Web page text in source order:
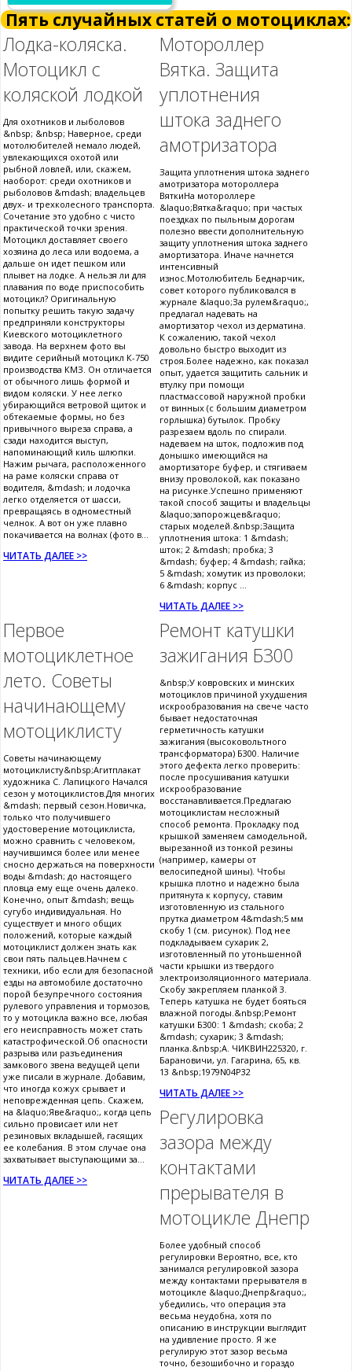
Пять случайных статей о мотоциклах:
Лодка-коляска.
Мотоцикл с
коляской лодкой
Для охотников и лыболовов
&nbsp; &nbsp; Наверное, среди
мотолюбителей немало людей,
увлекающихся охотой или
рыбной ловлей, или, скажем,
наоборот: среди охотников и
рыболовов &mdash; владельцев
двух- и трехколесного транспорта.
Сочетание это удобно с чисто
практической точки зрения.
Мотоцикл доставляет своего
хозяина до леса или водоема, а
дальше он идет пешком или
плывет на лодке. А нельзя ли для
плавания по воде приспособить
мотоцикл? Оригинальную
попытку решить такую задачу
предприняли конструкторы
Киевского мотоциклетного
завода. На верхнем фото вы
видите серийный мотоцикл К-750
производства КМЗ. Он отличается
от обычного лишь формой и
видом коляски. У нее легко
убирающийся ветровой щиток и
обтекаемые формы, но без
привычного выреза справа, а
сзади находится выступ,
напоминающий киль шлюпки.
Нажим рычага, расположенного
на раме коляски справа от
водителя, &mdash; и лодочка
легко отделяется от шасси,
превращаясь в одноместный
челнок. А вот он уже плавно
покачивается на волнах (фото в...
ЧИТАТЬ ДАЛЕЕ >>
Мотороллер
Вятка. Защита
уплотнения
штока заднего
амотризатора
Защита уплотнения штока заднего
амотризатора мотороллера
ВяткиНа мотороллере
&laquo;Вятка&raquo; при частых
поездках по пыльным дорогам
полезно ввести дополнительную
защиту уплотнения штока заднего
амортизатора. Иначе начнется
интенсивный
износ.Мотолюбитель Беднарчик,
совет которого публиковался в
журнале &laquo;За рулем&raquo;,
предлагал надевать на
амортизатор чехол из дерматина.
К сожалению, такой чехол
довольно быстро выходит из
строя.Более надежно, как показал
опыт, удается защитить сальник и
втулку при помощи
пластмассовой наружной пробки
от винных (с большим диаметром
горлышка) бутылок. Пробку
разрезаем вдоль по спирали.
надеваем на шток, подложив под
донышко имеющийся на
амортизаторе буфер, и стягиваем
внизу проволокой, как показано
на рисунке.Успешно применяют
такой способ защиты и владельцы
&laquo;запорожцев&raquo;
старых моделей.&nbsp;Защита
уплотнения штока: 1 &mdash;
шток; 2 &mdash; пробка; 3
&mdash; буфер; 4 &mdash; гайка;
5 &mdash; хомутик из проволоки;
6 &mdash; корпус ...
ЧИТАТЬ ДАЛЕЕ >>
Первое
мотоциклетное
лето. Советы
начинающему
мотоциклисту
Советы начинающему
мотоциклисту&nbsp;Агитплакат
художника С. Лапицкого Начался
сезон у мотоциклистов.Для многих
&mdash; первый сезон.Новичка,
только что получившего
удостоверение мотоциклиста,
можно сравнить с человеком,
научившимся более или менее
сносно держаться на поверхности
воды &mdash; до настоящего
пловца ему еще очень далеко.
Конечно, опыт &mdash; вещь
сугубо индивидуальная. Но
существует и много общих
положений, которые каждый
мотоциклист должен знать как
свои пять пальцев.Начнем с
техники, ибо если для безопасной
езды на автомобиле достаточно
порой безупречного состояния
рулевого управления и тормозов,
то у мотоцикла важно все, любая
его неисправность может стать
катастрофической.Об опасности
разрыва или разъединения
замкового звена ведущей цепи
уже писали в журнале. Добавим,
что иногда кожух срывает и
неповрежденная цепь. Скажем,
на &laquo;Яве&raquo;, когда цепь
сильно провисает или нет
резиновых вкладышей, гасящих
ее колебания. В этом случае она
захватывает выступающими за...
ЧИТАТЬ ДАЛЕЕ >>
Ремонт катушки
зажигания Б300
&nbsp;У ковровских и минских
мотоциклов причиной ухудшения
искрообразования на свече часто
бывает недостаточная
герметичность катушки
зажигания (высоковольтного
трансформатора) Б300. Наличие
этого дефекта легко проверить:
после просушивания катушки
искрообразование
восстанавливается.Предлагаю
мотоциклистам несложный
способ ремонта. Прокладку под
крышкой заменяем самодельной,
вырезанной из тонкой резины
(например, камеры от
велосипедной шины). Чтобы
крышка плотно и надежно была
притянута к корпусу, ставим
изготовленную из стального
прутка диаметром 4&mdash;5 мм
скобу 1 (см. рисунок). Под нее
подкладываем сухарик 2,
изготовленный по утоньшенной
части крышки из твердого
электроизоляционного материала.
Скобу закрепляем планкой 3.
Теперь катушка не будет бояться
влажной погоды.&nbsp;Ремонт
катушки Б300: 1 &mdash; скоба; 2
&mdash; сухарик; 3 &mdash;
планка.&nbsp;А. ЧИКВИН225320, г.
Барановичи, ул. Гагарина, 65, кв.
13 &nbsp;1979N04P32
ЧИТАТЬ ДАЛЕЕ >>
Регулировка
зазора между
контактами
прерывателя в
мотоцикле Днепр
Более удобный способ
регулировки Вероятно, все, кто
занимался регулировкой зазора
между контактами прерывателя в
мотоцикле &laquo;Днепр&raquo;,
убедились, что операция эта
весьма неудобна, хотя по
описанию в инструкции выглядит
на удивление просто. Я же
регулирую этот зазор весьма
точно, безошибочно и гораздо